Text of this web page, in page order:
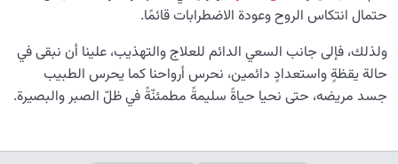
حتمال انتكاس الروح وعودة الاضطرابات قائمًا.
ولذلك، فإلى جانب السعي الدائم للعلاج والتهذيب، علينا أن نبقى في
حالة يقظةٍ واستعدادٍ دائمين، نحرس أرواحنا كما يحرس الطبيب
جسد مريضه، حتى نحيا حياةً سليمةً مطمئنّةً في ظلّ الصبر والبصيرة.